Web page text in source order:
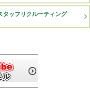
タッフリクルーティング